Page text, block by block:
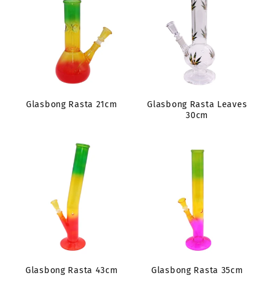
Glasbong Rasta 21cm
Glasbong Rasta Leaves
30cm
Glasbong Rasta 43cm Glasbong Rasta 35cm